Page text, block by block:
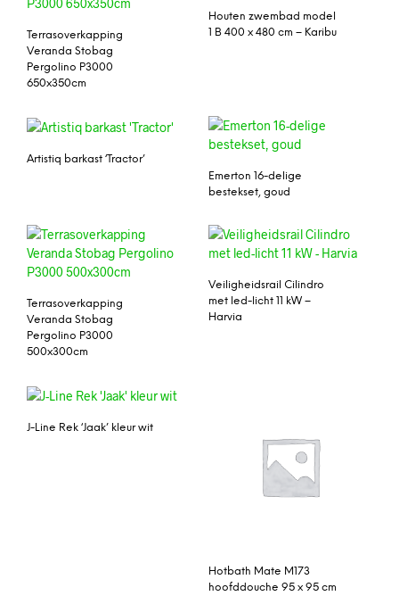
Terrasoverkapping
Veranda Stobag
Pergolino P3000
650x350cm
Houten zwembad model
1 B 400 x 480 cm – Karibu
Artistiq barkast ‘Tractor’
Emerton 16-delige
bestekset, goud
Terrasoverkapping
Veranda Stobag
Pergolino P3000
500x300cm
Veiligheidsrail Cilindro
met led-licht 11 kW –
Harvia
J-Line Rek ‘Jaak’ kleur wit
Hotbath Mate M173
hoofddouche 95 x 95 cm